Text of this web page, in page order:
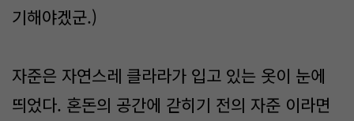
기해야겠군.)
자준은 자연스레 클라라가 입고 있는 옷이 눈에
띄었다. 혼돈의 공간에 갇히기 전의 자준 이라면